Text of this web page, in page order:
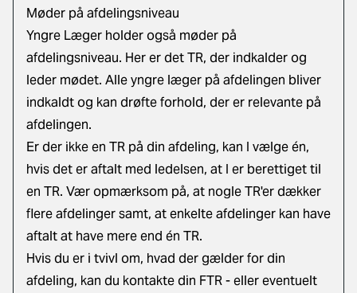
Møder på afdelingsniveau
Yngre Læger holder også møder på
afdelingsniveau. Her er det TR, der indkalder og
leder mødet. Alle yngre læger på afdelingen bliver
indkaldt og kan drøfte forhold, der er relevante på
afdelingen.
Er der ikke en TR på din afdeling, kan I vælge én,
hvis det er aftalt med ledelsen, at I er berettiget til
en TR. Vær opmærksom på, at nogle TR'er dækker
flere afdelinger samt, at enkelte afdelinger kan have
aftalt at have mere end én TR.
Hvis du er i tvivl om, hvad der gælder for din
afdeling, kan du kontakte din FTR - eller eventuelt